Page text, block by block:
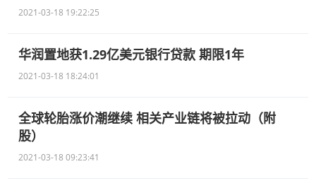
2021-03-18 19:22:25
华润置地获1.29亿美元银行贷款 期限1年
2021-03-18 18:24:01
全球轮胎涨价潮继续 相关产业链将被拉动（附
股）
2021-03-18 09:23:41